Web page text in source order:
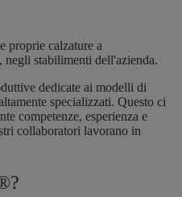
proprie calzature a
stabilimenti dell'azienda.
dedicate ai modelli di
specializzati. Questo ci
competenze, esperienza e
collaboratori lavorano in